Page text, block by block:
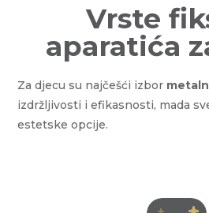
Vrste
aparatića
Za djecu su najčešći izbor
izdržljivosti i efikasnosti, mada
estetske opcije.